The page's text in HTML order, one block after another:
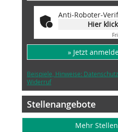
Anti-Roboter-
Hier
» Jetzt
Beispiele, Hinweise:
Widerruf
Stellenangebote
Mehr Stellen